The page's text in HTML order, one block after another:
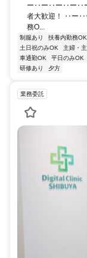
ー‥ー‥ー‥ー‥ー
者大歓迎！ ‥ー
務O...
制服あり 扶養内勤務OK
土日祝のみOK
主婦・
車通勤OK
平日のみOK
研修あり
夕方
業務委託